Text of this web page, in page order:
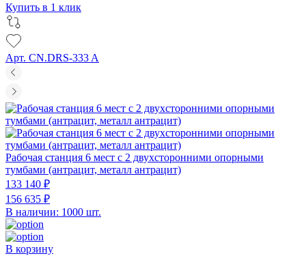
Купить в 1 клик
Арт. CN.DRS-333 A
Рабочая станция 6 мест с 2 двухсторонними опорными
тумбами (антрацит, металл антрацит)
133 140 ₽
156 635 ₽
В наличии: 1000 шт.
В корзину